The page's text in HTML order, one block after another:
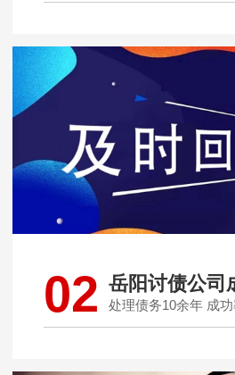
02 岳阳讨债公司
处理债务10余年 成